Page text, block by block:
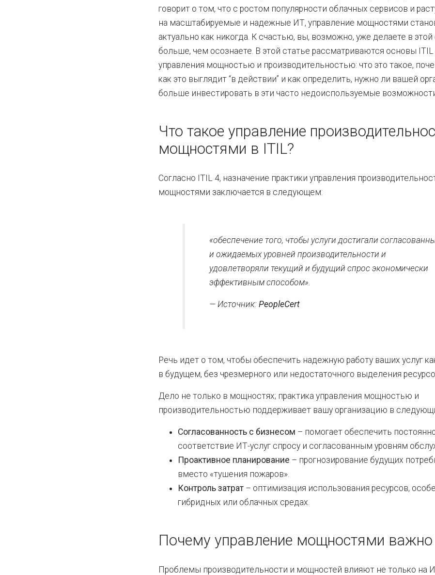
говорит о том, что с ростом популярности облачных сервисов и
на масштабируемые и надежные ИТ, управление мощностями
актуально как никогда. К счастью, вы, возможно, уже делаете в этой
больше, чем осознаете. В этой статье рассматриваются основы ITIL
управления мощностью и производительностью: что это такое,
как это выглядит “в действии” и как определить, нужно ли вашей
больше инвестировать в эти часто недоиспользуемые
Что такое управление
мощностями в ITIL?
Согласно ITIL 4, назначение практики управления
мощностями заключается в следующем:
«обеспечение того, чтобы услуги достигали
и ожидаемых уровней производительности и
удовлетворяли текущий и будущий спрос экономически
эффективным способом».
— Источник: PeopleCert
Речь идет о том, чтобы обеспечить надежную работу ваших услуг
в будущем, без чрезмерного или недостаточного выделения
Дело не только в мощностях; практика управления мощностью и
производительностью поддерживает вашу организацию в
Согласованность с бизнесом – помогает обеспечить
соответствие ИТ-услуг спросу и согласованным уровням
Проактивное планирование – прогнозирование будущих
вместо «тушения пожаров».
Контроль затрат – оптимизация использования ресурсов,
гибридных или облачных средах.
Почему управление мощностями важно
Проблемы производительности и мощностей влияют не только на